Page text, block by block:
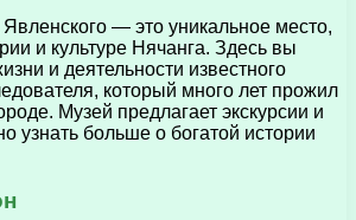
— это уникальное место,
и культуре Нячанга. Здесь вы
и деятельности известного
который много лет прожил
Музей предлагает экскурсии и
узнать больше о богатой истории